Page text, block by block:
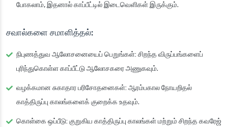
போகலாம், இதனால் காப்பீட்டில் இடைவெளிகள் இருக்கும்.
சவால்களை சமாளித்தல்:
நிபுணத்துவ ஆலோசனையைப் பெறுங்கள்: சிறந்த விருப்பங்களைப்
புரிந்துகொள்ள காப்பீட்டு ஆலோசகரை அணுகவும்.
வழக்கமான சுகாதார பரிசோதனைகள்: ஆரம்பகால நோயறிதல்
காத்திருப்பு காலங்களைக் குறைக்க உதவும்.
கொள்கை ஒப்பீடு: குறுகிய காத்திருப்பு காலங்கள் மற்றும் சிறந்த கவரேஜ்